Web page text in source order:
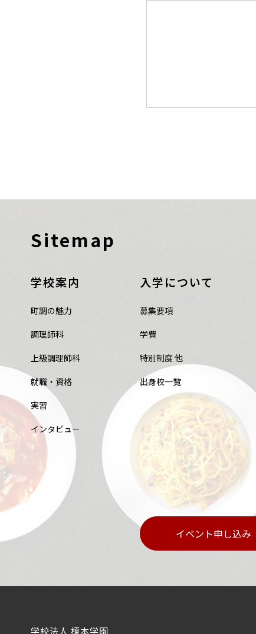
Sitemap
学校案内
町調の魅力
調理師科
上級調理師科
就職・資格
実習
インタビュー
入学について
募集要項
学費
特別制度 他
出身校一覧
イベント申し込み
学校法人 榎本学園